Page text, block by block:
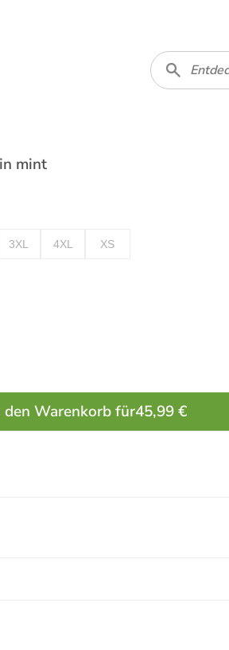
mint
3XL 4XL XS
den Warenkorb für45,99 €